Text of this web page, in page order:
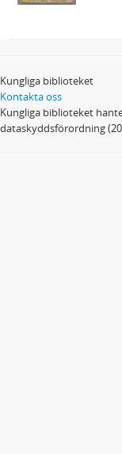
Kungliga biblioteket
Kontakta oss
Kungliga biblioteket
dataskyddsförordning